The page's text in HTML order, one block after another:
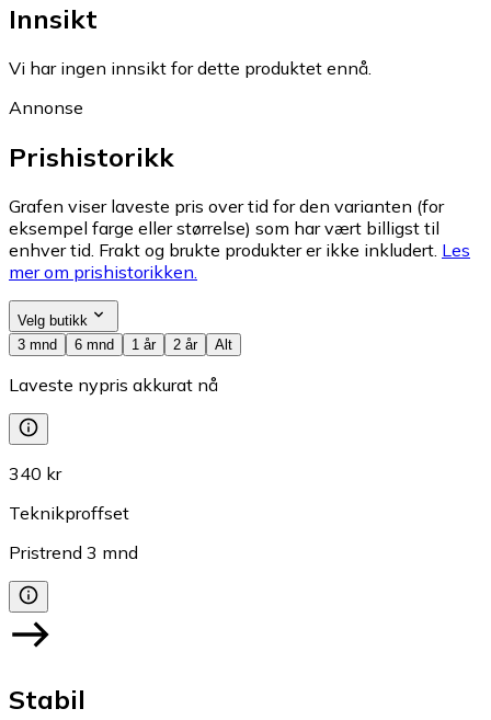
Innsikt
Vi har ingen innsikt for dette produktet ennå.
Annonse
Prishistorikk
Grafen viser laveste pris over tid for den varianten (for
eksempel farge eller størrelse) som har vært billigst til
enhver tid. Frakt og brukte produkter er ikke inkludert. Les
mer om prishistorikken.
Velg butikk
3 mnd
6 mnd 1 år 2 år Alt
Laveste nypris akkurat nå
340 kr
Teknikproffset
Pristrend 3 mnd
Stabil